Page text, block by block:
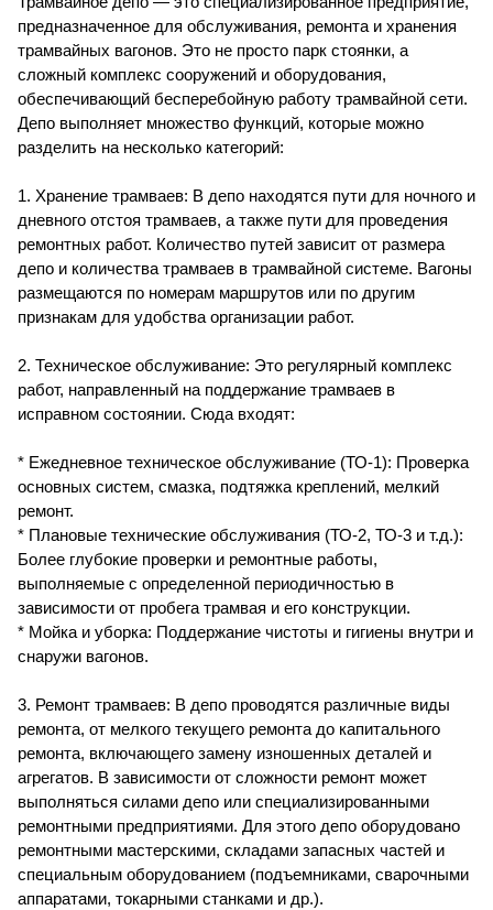
предназначенное для обслуживания, ремонта и хранения
трамвайных вагонов. Это не просто парк стоянки, а
сложный комплекс сооружений и оборудования,
обеспечивающий бесперебойную работу трамвайной сети.
Депо выполняет множество функций, которые можно
разделить на несколько категорий:
1. Хранение трамваев: В депо находятся пути для ночного и
дневного отстоя трамваев, а также пути для проведения
ремонтных работ. Количество путей зависит от размера
депо и количества трамваев в трамвайной системе. Вагоны
размещаются по номерам маршрутов или по другим
признакам для удобства организации работ.
2. Техническое обслуживание: Это регулярный комплекс
работ, направленный на поддержание трамваев в
исправном состоянии. Сюда входят:
* Ежедневное техническое обслуживание (ТО-1): Проверка
основных систем, смазка, подтяжка креплений, мелкий
ремонт.
* Плановые технические обслуживания (ТО-2, ТО-3 и т.д.):
Более глубокие проверки и ремонтные работы,
выполняемые с определенной периодичностью в
зависимости от пробега трамвая и его конструкции.
* Мойка и уборка: Поддержание чистоты и гигиены внутри и
снаружи вагонов.
3. Ремонт трамваев: В депо проводятся различные виды
ремонта, от мелкого текущего ремонта до капитального
ремонта, включающего замену изношенных деталей и
агрегатов. В зависимости от сложности ремонт может
выполняться силами депо или специализированными
ремонтными предприятиями. Для этого депо оборудовано
ремонтными мастерскими, складами запасных частей и
специальным оборудованием (подъемниками, сварочными
аппаратами, токарными станками и др.).